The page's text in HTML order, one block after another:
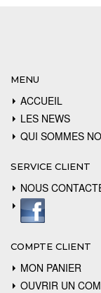
MENU
ACCUEIL
LES NEWS
QUI SOMMES
SERVICE CLIENT
NOUS
COMPTE CLIENT
MON PANIER
OUVRIR UN